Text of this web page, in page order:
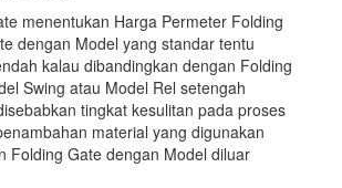
menentukan Harga Permeter Folding
dengan Model yang standar tentu
kalau dibandingkan dengan Folding
Swing atau Model Rel setengah
tingkat kesulitan pada proses
material yang digunakan
Folding Gate dengan Model diluar